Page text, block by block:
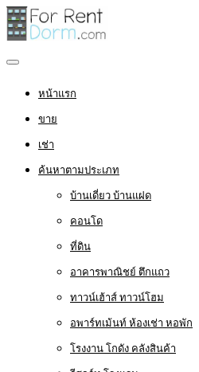
หน้าแรก
ขาย
เช่า
ค้นหาตามประเภท
บ้านเดี่ยว บ้านแฝด
คอนโด
ที่ดิน
อาคารพาณิชย์ ตึกแถว
ทาวน์เฮ้าส์ ทาวน์โฮม
อพาร์ทเม้นท์ ห้องเช่า หอพัก
โรงงาน โกดัง คลังสินค้า